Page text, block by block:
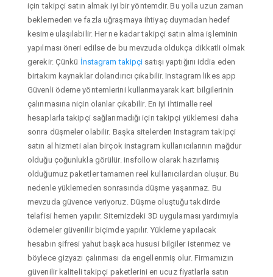
için takipçi satın almak iyi bir yöntemdir. Bu yolla uzun zaman
beklemeden ve fazla uğraşmaya ihtiyaç duymadan hedef
kesime ulaşılabilir. Her ne kadar takipçi satın alma işleminin
yapılması öneri edilse de bu mevzuda oldukça dikkatli olmak
gerekir. Çünkü İnstagram takipçi satışı yaptığını iddia eden
birtakım kaynaklar dolandırıcı çıkabilir. Instagram likes app
Güvenli ödeme yöntemlerini kullanmayarak kart bilgilerinin
çalınmasına niçin olanlar çıkabilir. En iyi ihtimalle reel
hesaplarla takipçi sağlanmadığı için takipçi yüklemesi daha
sonra düşmeler olabilir. Başka sitelerden Instagram takipçi
satın al hizmeti alan birçok instagram kullanıcılarının mağdur
olduğu çoğunlukla görülür. insfollow olarak hazırlamış
olduğumuz paketler tamamen reel kullanıcılardan oluşur. Bu
nedenle yüklemeden sonrasında düşme yaşanmaz. Bu
mevzuda güvence veriyoruz. Düşme oluştuğu takdirde
telafisi hemen yapılır. Sitemizdeki 3D uygulaması yardımıyla
ödemeler güvenilir biçimde yapılır. Yükleme yapılacak
hesabın şifresi yahut başkaca hususi bilgiler istenmez ve
böylece gizyazı çalınması da engellenmiş olur. Firmamızın
güvenilir kaliteli takipçi paketlerini en ucuz fiyatlarla satın